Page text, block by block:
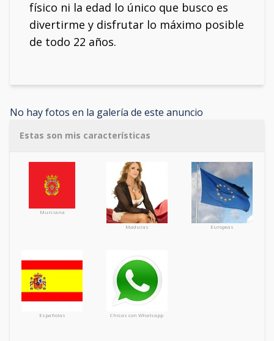
físico ni la edad lo único que busco es
divertirme y disfrutar lo máximo posible
de todo 22 años.
No hay fotos en la galería de este anuncio
Estas son mis características
Murciana
Maduras Europeas
Españolas Chicas con Whatsapp